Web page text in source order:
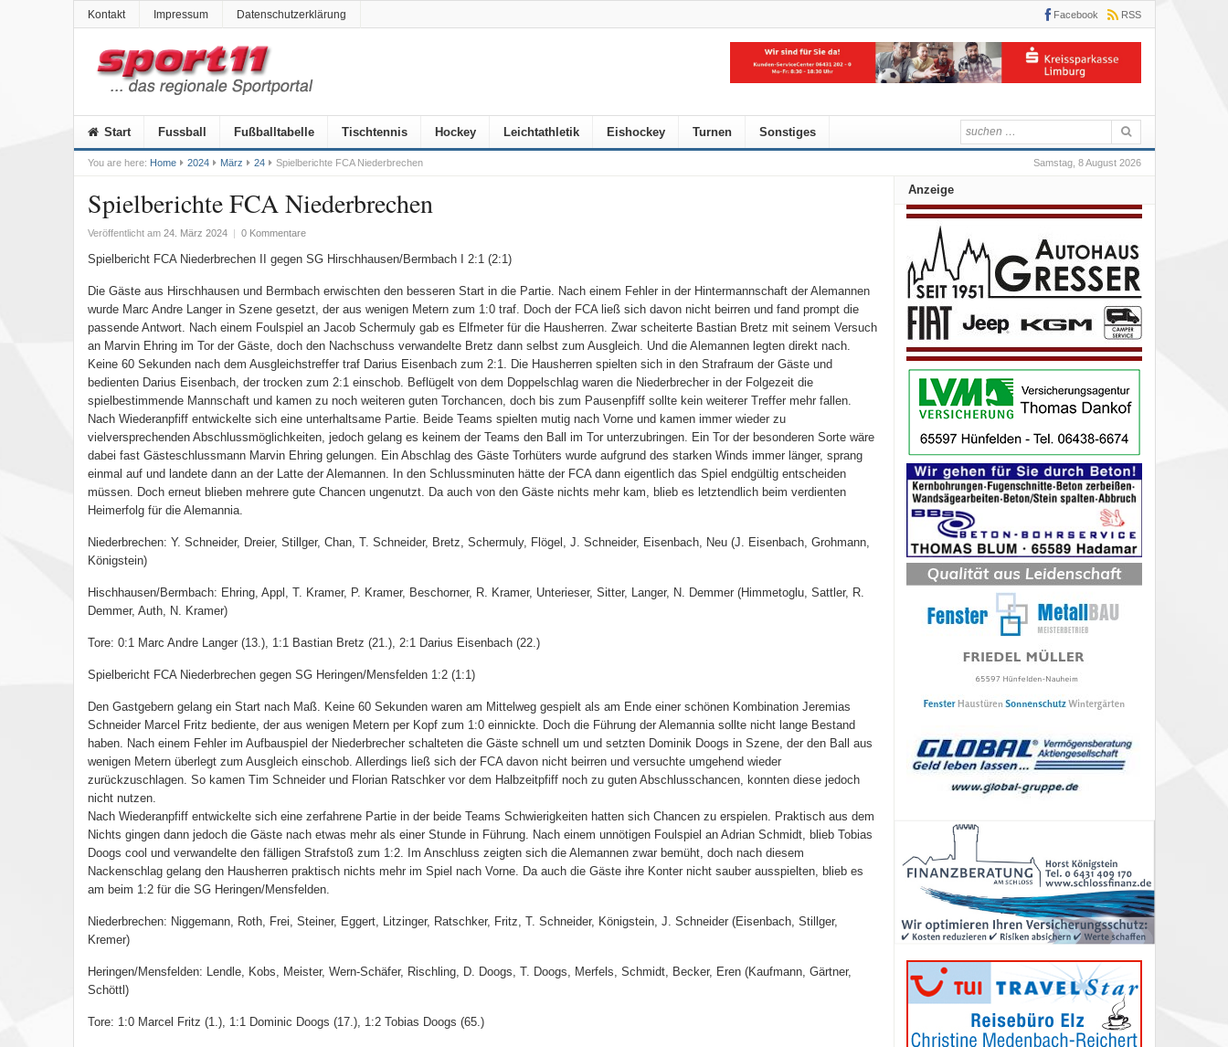
Kontakt Impressum Datenschutzerklärung Facebook RSS
Start Fussball Fußballtabelle Tischtennis Hockey Leichtathletik Eishockey Turnen Sonstiges
Samstag, 8 August 2026
You are here: Home 2024 März 24 Spielberichte FCA Niederbrechen
Spielberichte FCA Niederbrechen
Veröffentlicht am 24. März 2024 | 0 Kommentare
Spielbericht FCA Niederbrechen II gegen SG Hirschhausen/Bermbach I 2:1 (2:1)
Die Gäste aus Hirschhausen und Bermbach erwischten den besseren Start in die Partie. Nach einem Fehler in der Hintermannschaft der Alemannen
wurde Marc Andre Langer in Szene gesetzt, der aus wenigen Metern zum 1:0 traf. Doch der FCA ließ sich davon nicht beirren und fand prompt die
passende Antwort. Nach einem Foulspiel an Jacob Schermuly gab es Elfmeter für die Hausherren. Zwar scheiterte Bastian Bretz mit seinem Versuch
an Marvin Ehring im Tor der Gäste, doch den Nachschuss verwandelte Bretz dann selbst zum Ausgleich. Und die Alemannen legten direkt nach.
Keine 60 Sekunden nach dem Ausgleichstreffer traf Darius Eisenbach zum 2:1. Die Hausherren spielten sich in den Strafraum der Gäste und
bedienten Darius Eisenbach, der trocken zum 2:1 einschob. Beflügelt von dem Doppelschlag waren die Niederbrecher in der Folgezeit die
spielbestimmende Mannschaft und kamen zu noch weiteren guten Torchancen, doch bis zum Pausenpfiff sollte kein weiterer Treffer mehr fallen.
Nach Wiederanpfiff entwickelte sich eine unterhaltsame Partie. Beide Teams spielten mutig nach Vorne und kamen immer wieder zu
vielversprechenden Abschlussmöglichkeiten, jedoch gelang es keinem der Teams den Ball im Tor unterzubringen. Ein Tor der besonderen Sorte wäre
dabei fast Gästeschlussmann Marvin Ehring gelungen. Ein Abschlag des Gäste Torhüters wurde aufgrund des starken Winds immer länger, sprang
einmal auf und landete dann an der Latte der Alemannen. In den Schlussminuten hätte der FCA dann eigentlich das Spiel endgültig entscheiden
müssen. Doch erneut blieben mehrere gute Chancen ungenutzt. Da auch von den Gäste nichts mehr kam, blieb es letztendlich beim verdienten
Heimerfolg für die Alemannia.
Niederbrechen: Y. Schneider, Dreier, Stillger, Chan, T. Schneider, Bretz, Schermuly, Flögel, J. Schneider, Eisenbach, Neu (J. Eisenbach, Grohmann,
Königstein)
Hischhausen/Bermbach: Ehring, Appl, T. Kramer, P. Kramer, Beschorner, R. Kramer, Unterieser, Sitter, Langer, N. Demmer (Himmetoglu, Sattler, R.
Demmer, Auth, N. Kramer)
Tore: 0:1 Marc Andre Langer (13.), 1:1 Bastian Bretz (21.), 2:1 Darius Eisenbach (22.)
Spielbericht FCA Niederbrechen gegen SG Heringen/Mensfelden 1:2 (1:1)
Den Gastgebern gelang ein Start nach Maß. Keine 60 Sekunden waren am Mittelweg gespielt als am Ende einer schönen Kombination Jeremias
Schneider Marcel Fritz bediente, der aus wenigen Metern per Kopf zum 1:0 einnickte. Doch die Führung der Alemannia sollte nicht lange Bestand
haben. Nach einem Fehler im Aufbauspiel der Niederbrecher schalteten die Gäste schnell um und setzten Dominik Doogs in Szene, der den Ball aus
wenigen Metern überlegt zum Ausgleich einschob. Allerdings ließ sich der FCA davon nicht beirren und versuchte umgehend wieder
zurückzuschlagen. So kamen Tim Schneider und Florian Ratschker vor dem Halbzeitpfiff noch zu guten Abschlusschancen, konnten diese jedoch
nicht nutzen.
Nach Wiederanpfiff entwickelte sich eine zerfahrene Partie in der beide Teams Schwierigkeiten hatten sich Chancen zu erspielen. Praktisch aus dem
Nichts gingen dann jedoch die Gäste nach etwas mehr als einer Stunde in Führung. Nach einem unnötigen Foulspiel an Adrian Schmidt, blieb Tobias
Doogs cool und verwandelte den fälligen Strafstoß zum 1:2. Im Anschluss zeigten sich die Alemannen zwar bemüht, doch nach diesem
Nackenschlag gelang den Hausherren praktisch nichts mehr im Spiel nach Vorne. Da auch die Gäste ihre Konter nicht sauber ausspielten, blieb es
am beim 1:2 für die SG Heringen/Mensfelden.
Niederbrechen: Niggemann, Roth, Frei, Steiner, Eggert, Litzinger, Ratschker, Fritz, T. Schneider, Königstein, J. Schneider (Eisenbach, Stillger,
Kremer)
Heringen/Mensfelden: Lendle, Kobs, Meister, Wern-Schäfer, Rischling, D. Doogs, T. Doogs, Merfels, Schmidt, Becker, Eren (Kaufmann, Gärtner,
Schöttl)
Tore: 1:0 Marcel Fritz (1.), 1:1 Dominic Doogs (17.), 1:2 Tobias Doogs (65.)
Anzeige